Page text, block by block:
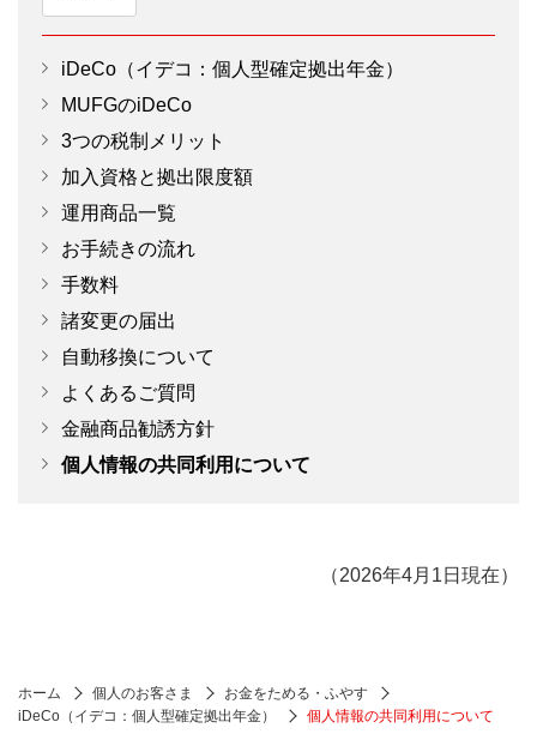
iDeCo（イデコ：個人型確定拠出年金）
MUFGのiDeCo
3つの税制メリット
加入資格と拠出限度額
運用商品一覧
お手続きの流れ
手数料
諸変更の届出
自動移換について
よくあるご質問
金融商品勧誘方針
個人情報の共同利用について
（2026年4月1日現在）
ホーム 個人のお客さま
お金をためる・ふやす
iDeCo（イデコ：個人型確定拠出年金）
個人情報の共同利用について